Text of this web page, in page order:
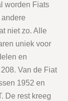
worden Fiats
niet zo. Alle
uniek voor
en
Van de Fiat
1952 en
De rest kreeg